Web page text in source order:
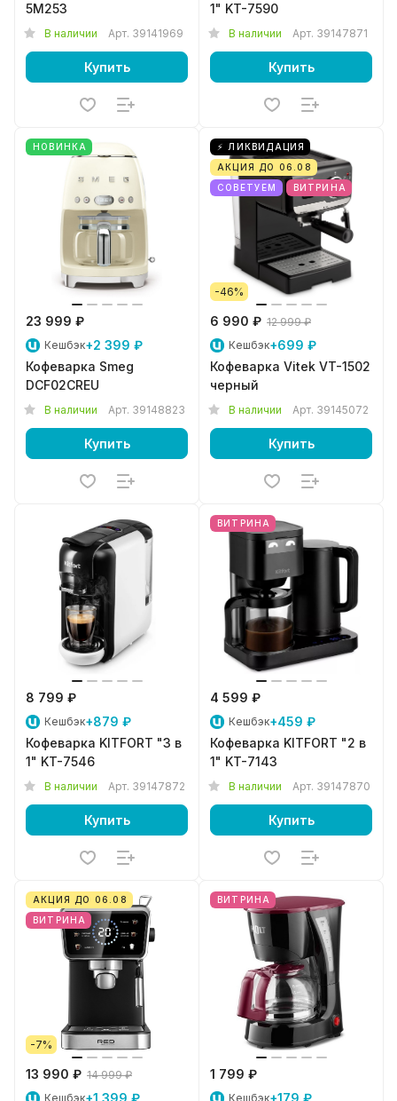
5M253
В наличии Арт. 39141969
Купить
1" KT-7590
В наличии Арт. 39147871
Купить
НОВИНКА
23 999 ₽
Кешбэк+2 399 ₽
Кофеварка Smeg
DCF02CREU
В наличии Арт. 39148823
Купить
⚡ ЛИКВИДАЦИЯ
АКЦИЯ ДО 06.08
СОВЕТУЕМ
ВИТРИНА
-46%
6 990 ₽ 12 999 ₽
Кешбэк+699 ₽
Кофеварка Vitek VT-1502
черный
В наличии Арт. 39145072
Купить
8 799 ₽
Кешбэк+879 ₽
Кофеварка KITFORT "3 в
1" KT-7546
В наличии Арт. 39147872
Купить
ВИТРИНА
4 599 ₽
Кешбэк+459 ₽
Кофеварка KITFORT "2 в
1" KT-7143
В наличии Арт. 39147870
Купить
АКЦИЯ ДО 06.08
ВИТРИНА
-7%
13 990 ₽ 14 999 ₽
Кешбэк+1 399 ₽
ВИТРИНА
1 799 ₽
Кешбэк+179 ₽